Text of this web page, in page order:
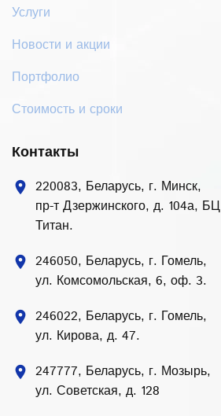
Услуги
Новости и акции
Портфолио
Стоимость и сроки
Контакты
location_on 220083, Беларусь, г. Минск,
пр-т Дзержинского, д. 104а, БЦ
Титан.
location_on 246050, Беларусь, г. Гомель,
ул. Комсомольская, 6, оф. 3.
location_on 246022, Беларусь, г. Гомель,
ул. Кирова, д. 47.
location_on 247777, Беларусь, г. Мозырь,
ул. Советская, д. 128